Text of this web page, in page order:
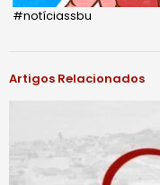
#notíciassbu
Artigos Relacionados